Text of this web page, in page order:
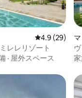
レビュー29件
4.9 (29)
レレリゾート
· 屋外スペース